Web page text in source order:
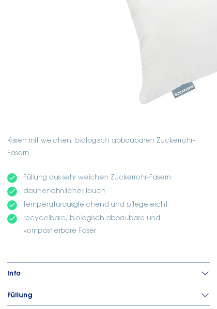
Kissen mit weichen, biologisch abbaubaren Zuckerrohr-
Fasern
done Füllung aus sehr weichen Zuckerrohr-Fasern
done daunenähnlicher Touch
done temperaturausgleichend und pflegeleicht
done
recycelbare, biologisch abbaubare und
kompostierbare Faser
Info
Füllung